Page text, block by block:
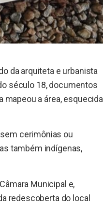
da arquiteta e urbanista
século 18, documentos
a área, esquecida
cerimônias ou
também indígenas,
Municipal e,
redescoberta do local